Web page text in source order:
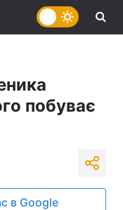
побуває
в Google